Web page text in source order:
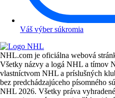
Váš výber súkromia
NHL.com je oficiálna webová
Všetky názvy a logá NHL a tímov
vlastníctvom NHL a príslušných
bez predchádzajúceho písomného
NHL 2026. Všetky práva